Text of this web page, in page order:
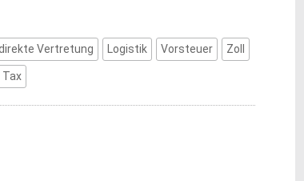
Vertretung Logistik Vorsteuer Zoll